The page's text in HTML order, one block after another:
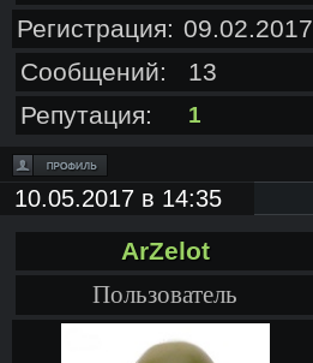
Регистрация: 09.02.2017
Сообщений:
13
Репутация:
1
10.05.2017 в 14:35
ArZelot
Пользователь